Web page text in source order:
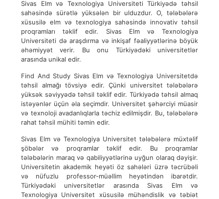
Sivas Elm və Texnologiya Universiteti Türkiyədə təhsil
sahəsində sürətlə yüksələn bir ulduzdur. O, tələbələrə
xüsusilə elm və texnologiya sahəsində innovativ təhsil
proqramları təklif edir. Sivas Elm və Texnologiya
Universiteti də araşdırma və inkişaf fəaliyyətlərinə böyük
əhəmiyyət verir. Bu onu Türkiyədəki universitetlər
arasında unikal edir.
Find And Study Sivas Elm və Texnologiya Universitetdə
təhsil almağı tövsiyə edir. Çünki universitet tələbələrə
yüksək səviyyədə təhsil təklif edir. Türkiyədə təhsil almaq
istəyənlər üçün əla seçimdir. Universitet şəhərciyi müasir
və texnoloji avadanlıqlarla təchiz edilmişdir. Bu, tələbələrə
rahat təhsil mühiti təmin edir.
Sivas Elm və Texnologiya Universitet tələbələrə müxtəlif
şöbələr və proqramlar təklif edir. Bu proqramlar
tələbələrin maraq və qabiliyyətlərinə uyğun olaraq dəyişir.
Universitetin akademik heyəti öz sahələri üzrə təcrübəli
və nüfuzlu professor-müəllim heyətindən ibarətdir.
Türkiyədəki universitetlər arasında Sivas Elm və
Texnologiya Universitet xüsusilə mühəndislik və təbiət